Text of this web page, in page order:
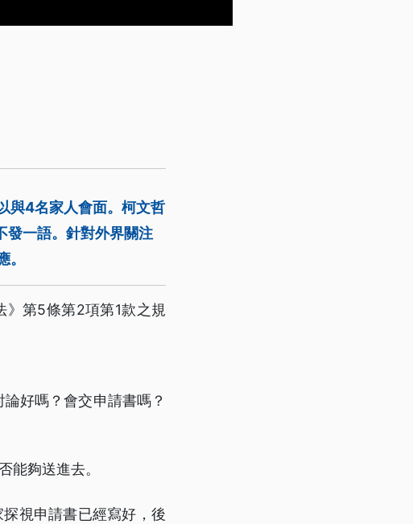
與4名家人會面。柯文哲
發一語。針對外界關注
第5條第2項第1款之規
好嗎？會交申請書嗎？
能夠送進去。
視申請書已經寫好，後